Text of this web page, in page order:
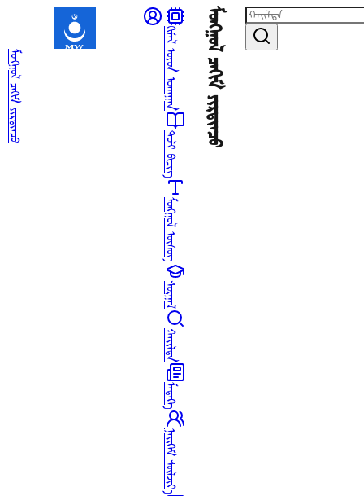
ᠮᠣᠩᠭᠤᠯ ᠴᠠᠬᠢᠮ ᠶᠢᠷᠲᠢᠨᠴᠦ ᠬᠢᠮᠡᠯ ᠣᠶᠤᠨ ᠤᠬᠠᠭᠠᠨ
ᠲᠣᠯᠢ ᠪᠢᠴᠢᠭ
ᠮᠣᠩᠭᠤᠯ ᠦᠰᠦᠭ
ᠰᠤᠷᠭᠠᠯ
ᠬᠠᠢᠯᠲᠠ
ᠮᠡᠳᠡᠭᠡ
ᠨᠡᠢᠭᠡᠮ ᠰᠦᠯᠵᠢᠶ᠎ᠡ
ᠮᠣᠩᠭᠤᠯ ᠴᠠᠬᠢᠮ ᠶᠢᠷᠲᠢᠨᠴᠦ